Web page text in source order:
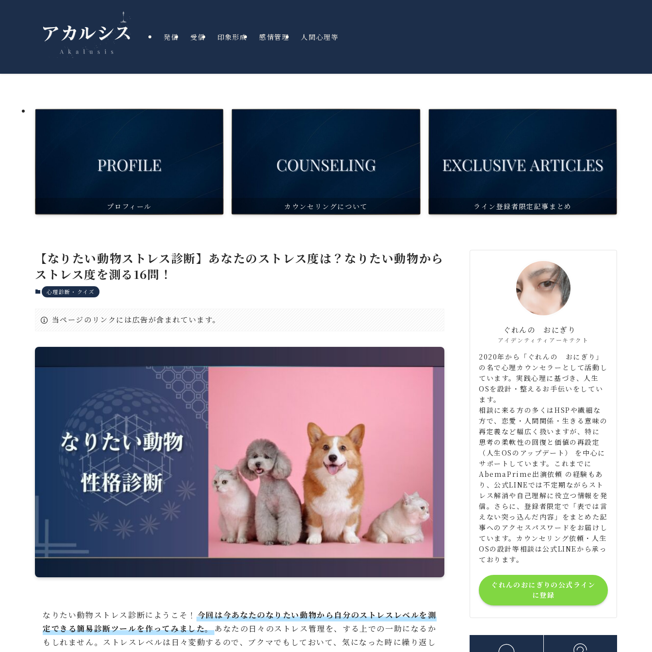
発信 受信 印象形成 感情管理 人間心理等
プロフィール カウンセリングについて ライン登録者限定記事まとめ
【なりたい動物ストレス診断】あなたのストレス度は？なりたい動物から
ストレス度を測る16問！
心理診断・クイズ
当ページのリンクには広告が含まれています。
なりたい動物ストレス診断にようこそ！ 今回は今あなたのなりたい動物から自分のストレスレベルを測
定できる簡易診断ツールを作ってみました。あなたの日々のストレス管理を、する上での一助になるか
もしれません。ストレスレベルは日々変動するので、ブクマでもしておいて、気になった時に繰り返し
ぐれんの おにぎり
アイデンティティアーキテクト
2020年から「ぐれんの おにぎり」
の名で心理カウンセラーとして活動し
ています。実践心理に基づき、人生
OSを設計・整えるお手伝いをしてい
ます。
相談に来る方の多くはHSPや繊細な
方で、恋愛・人間関係・生きる意味の
再定義など幅広く扱いますが、特に
思考の柔軟性の回復と価値の再設定
（人生OSのアップデート） を中心に
サポートしています。これまでに
AbemaPrime出演依頼 の経験もあ
り、公式LINEでは不定期ながらスト
レス解消や自己理解に役立つ情報を発
信。さらに、登録者限定で「表では言
えない突っ込んだ内容」をまとめた記
事へのアクセスパスワードをお届けし
ています。カウンセリング依頼・人生
OSの設計等相談は公式LINEから承っ
ております。
ぐれんのおにぎりの公式ライン
に登録